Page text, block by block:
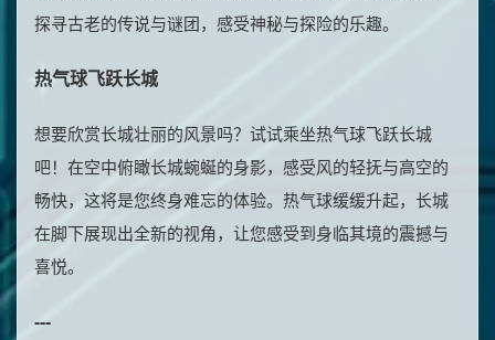
探寻古老的传说与谜团，感受神秘与探险的乐趣。
热气球飞跃长城
想要欣赏长城壮丽的风景吗？试试乘坐热气球飞跃长城
吧！在空中俯瞰长城蜿蜒的身影，感受风的轻抚与高空的
畅快，这将是您终身难忘的体验。热气球缓缓升起，长城
在脚下展现出全新的视角，让您感受到身临其境的震撼与
喜悦。
---